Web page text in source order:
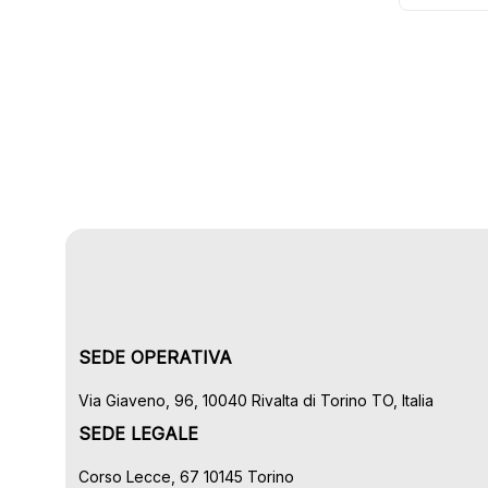
SEDE OPERATIVA
Via Giaveno, 96, 10040 Rivalta di Torino TO, Italia
SEDE LEGALE
Corso Lecce, 67 10145 Torino